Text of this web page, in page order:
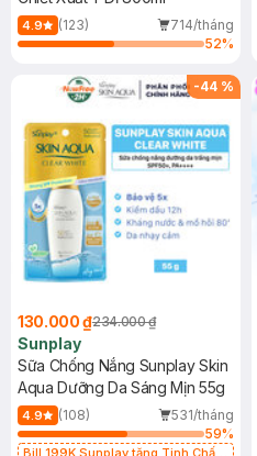
4.9 (123)
714/tháng
52%
-44 %
130.000 ₫234.000 ₫
Sunplay
Sữa Chống Nắng Sunplay Skin
Aqua Dưỡng Da Sáng Mịn 55g
4.9 (108)
531/tháng
59%
Bill 199K Sunplay tặng Tinh Chất